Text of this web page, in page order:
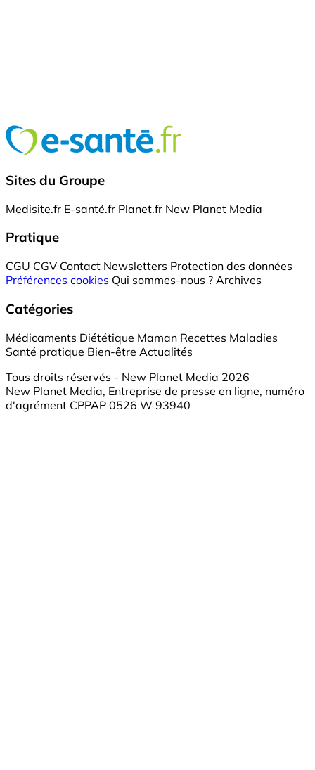
Sites du Groupe
Medisite.fr E-santé.fr Planet.fr New Planet Media
Pratique
CGU CGV Contact Newsletters Protection des données
Préférences cookies Qui sommes-nous ? Archives
Catégories
Médicaments Diététique Maman Recettes Maladies
Santé pratique Bien-être Actualités
Tous droits réservés - New Planet Media 2026
New Planet Media, Entreprise de presse en ligne, numéro
d'agrément CPPAP 0526 W 93940